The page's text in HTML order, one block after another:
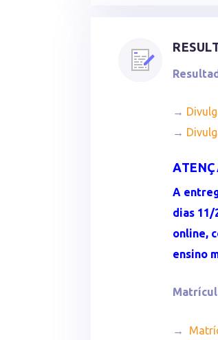
→
→
A
dias
online,
ensino
→